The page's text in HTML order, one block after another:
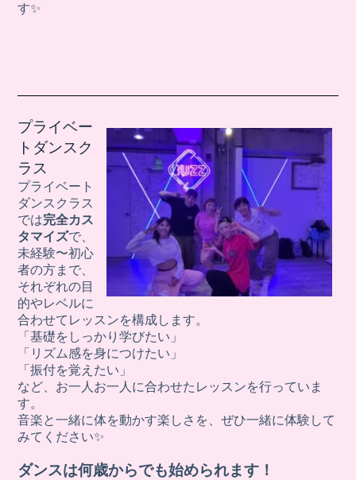
す✨
プライベー
トダンスク
ラス
プライベート
ダンスクラス
では完全カス
タマイズで、
未経験〜初心
者の方まで、
それぞれの目
的やレベルに
合わせてレッスンを構成します。
「基礎をしっかり学びたい」
「リズム感を身につけたい」
「振付を覚えたい」
など、お一人お一人に合わせたレッスンを行っていま
す。
音楽と一緒に体を動かす楽しさを、ぜひ一緒に体験して
みてください✨
ダンスは何歳からでも始められます！